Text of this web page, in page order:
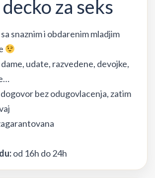
za seks
snaznim i obdarenim mladjim
udate, razvedene, devojke,
bez odugovlacenja, zatim
od 16h do 24h